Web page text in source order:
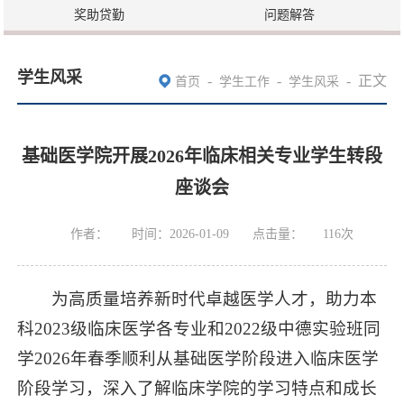
奖助贷勤 问题解答
学生风采 首页 - 学生工作 - 学生风采 - 正文
基础医学院开展2026年临床相关专业学生转段
座谈会
作者： 时间：2026-01-09 点击量： 116次
为高质量培养新时代卓越医学人才，助力本
科2023级临床医学各专业和2022级中德实验班同
学2026年春季顺利从基础医学阶段进入临床医学
阶段学习，深入了解临床学院的学习特点和成长